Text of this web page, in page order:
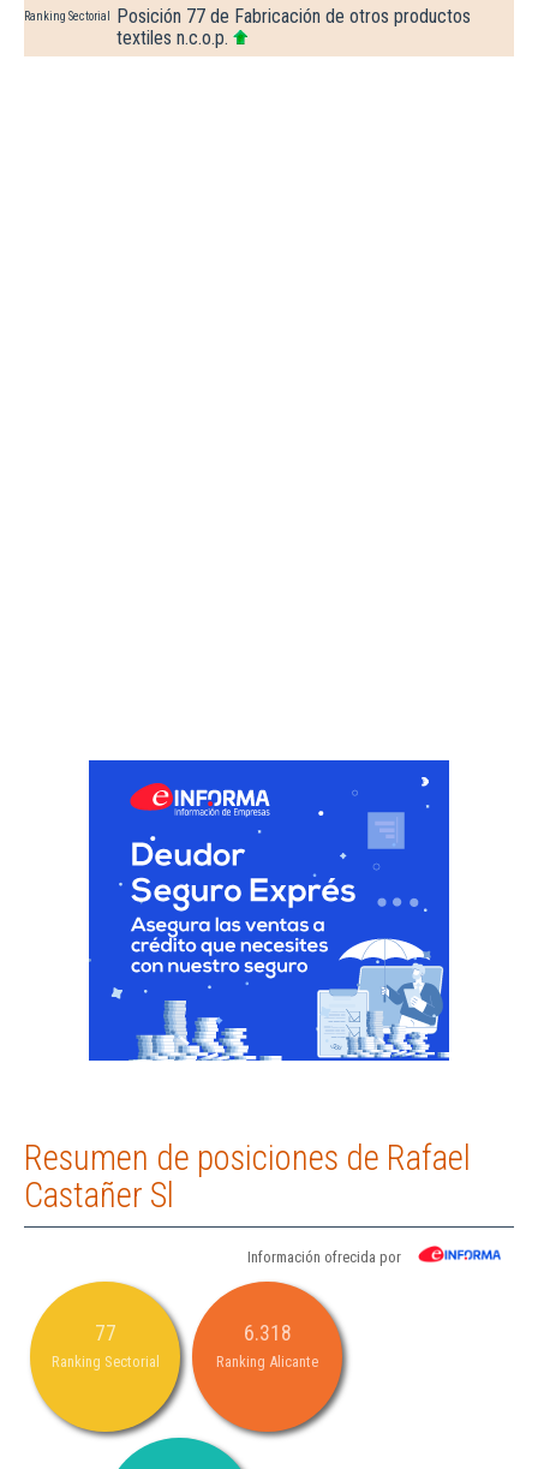
Ranking Sectorial
Posición 77 de Fabricación de otros productos
textiles n.c.o.p.
Resumen de posiciones de Rafael
Castañer Sl
Información ofrecida por
77
Ranking Sectorial
6.318
Ranking Alicante